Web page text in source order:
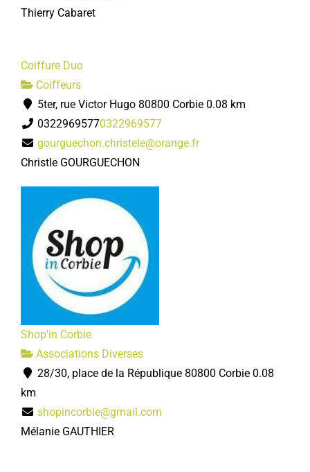
Thierry Cabaret
Coiffure Duo
Coiffeurs
5ter, rue Victor Hugo 80800 Corbie 0.08 km
03229695770322969577
gourguechon.christele@orange.fr
Christle GOURGUECHON
Shop'in Corbie
Associations Diverses
28/30, place de la République 80800 Corbie 0.08
km
shopincorbie@gmail.com
Mélanie GAUTHIER